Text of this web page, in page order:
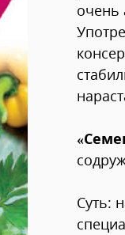
очень
Суть: